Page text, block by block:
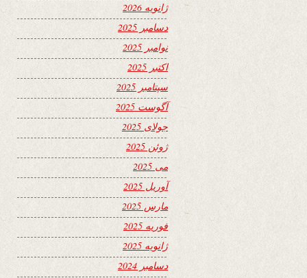
ژانویه 2026
دسامبر 2025
نوامبر 2025
اکتبر 2025
سپتامبر 2025
آگوست 2025
جولای 2025
ژوئن 2025
می 2025
آوریل 2025
مارس 2025
فوریه 2025
ژانویه 2025
دسامبر 2024